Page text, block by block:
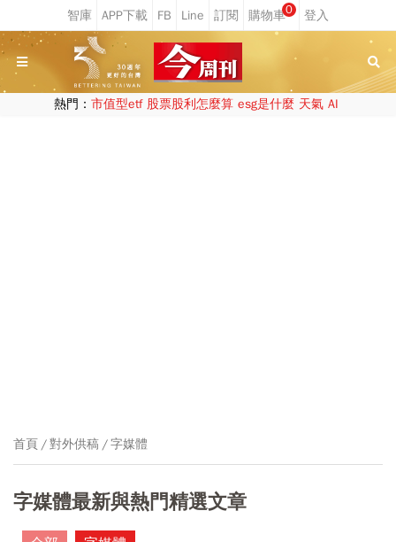
0
熱門： 市值型etf 股票股利怎麼算 esg是什麼 天氣 AI
首頁 對外供稿 字媒體
字媒體最新與熱門精選文章